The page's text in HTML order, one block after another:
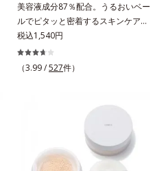
アのW効果で軽やかな美肌を印象づ
けます。紫外線吸収剤フリーなのに
高SPF値、さらにスキンプロテクト
複合成分(*3)が、ブルーライト、紫
外線、大気中の微粒子汚れなどの外
ー複合成分(*4)肌悩みが気になる時
でも、ただ隠すだけでなく、乾きや
すい肌にうるおいを届けながら、光
拡散効果で乾燥小ジワや毛穴もカバ
美容液成分87％配合。うるおいベー
ルでピタッと密着するスキンケア発
想のメイク下地。化粧ノリ＆もち
UP！ファンデーションの仕上がり
を格上げする、スキンケア発想の化
一に密着”させることで、仕上がり
の美しさと化粧もちが格段にUP。
さらにヒアルロン酸、ローヤルゼリ
ーエキスなどの保湿成分を含む美容
液成分を87％配合。大気汚染物質バ
税込1,540円
（3.99 /527件）